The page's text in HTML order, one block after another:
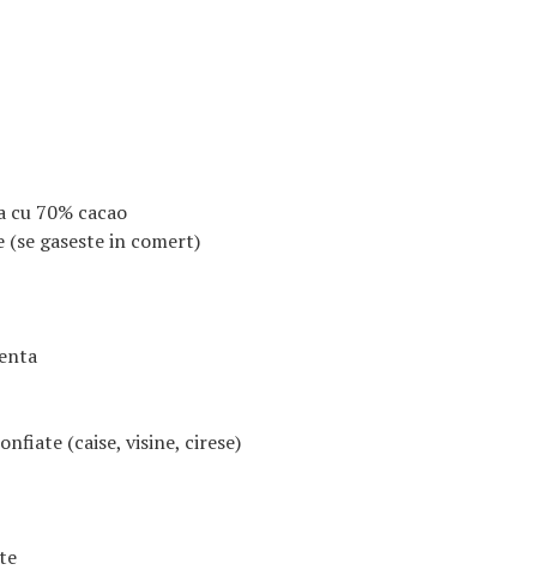
cu 70% cacao
(se gaseste in comert)
(caise, visine, cirese)